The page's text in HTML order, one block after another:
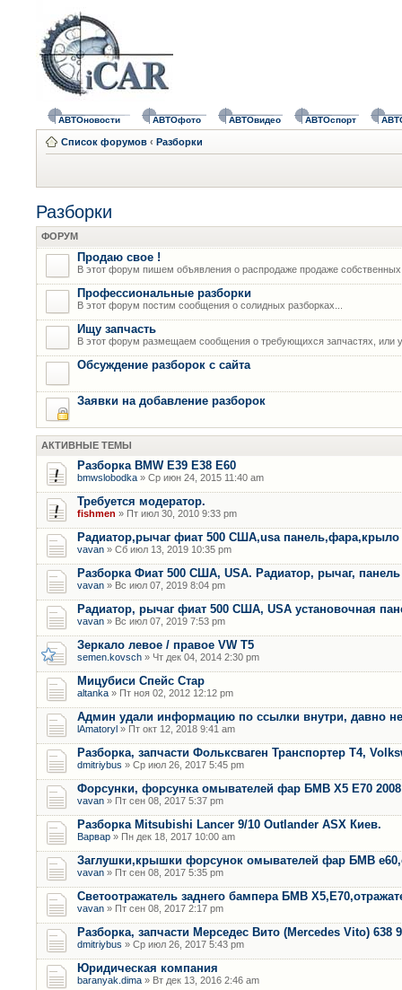
АВТОновости АВТОфото АВТОвидео АВТОспорт
Список форумов ‹ Разборки
Разборки
ФОРУМ
Продаю свое !
В этот форум пишем объявления о распродаже продаже
Профессиональные разборки
В этот форум постим сообщения о солидных разборках...
Ищу запчасть
В этот форум размещаем сообщения о требующихся запчастях, или
Обсуждение разборок с сайта
Заявки на добавление разборок
АКТИВНЫЕ ТЕМЫ
Разборка BMW E39 E38 E60
bmwslobodka » Ср июн 24, 2015 11:40 am
Требуется модератор.
fishmen » Пт июл 30, 2010 9:33 pm
Радиатор,рычаг фиат 500 США,usa панель,фара,крыло
vavan » Сб июл 13, 2019 10:35 pm
Разборка Фиат 500 США, USA. Радиатор, рычаг,
vavan » Вс июл 07, 2019 8:04 pm
Радиатор, рычаг фиат 500 США, USA установочная
vavan » Вс июл 07, 2019 7:53 pm
Зеркало левое / правое VW T5
semen.kovsch » Чт дек 04, 2014 2:30 pm
Мицубиси Спейс Стар
altanka » Пт ноя 02, 2012 12:12 pm
Админ удали информацию по ссылки внутри, давно не
lAmatoryl » Пт окт 12, 2018 9:41 am
Разборка, запчасти Фольксваген Транспортер Т4,
dmitriybus » Ср июл 26, 2017 5:45 pm
Форсунки, форсунка омывателей фар БМВ Х5 Е70 2008
vavan » Пт сен 08, 2017 5:37 pm
Разборка Mitsubishi Lancer 9/10 Outlander ASX Киев.
Варвар » Пн дек 18, 2017 10:00 am
Заглушки,крышки форсунок омывателей фар БМВ
vavan » Пт сен 08, 2017 5:35 pm
Светоотражатель заднего бампера БМВ
vavan » Пт сен 08, 2017 2:17 pm
Разборка, запчасти Мерседес Вито (Mercedes Vito) 638
dmitriybus » Ср июл 26, 2017 5:43 pm
Юридическая компания
baranyak.dima » Вт дек 13, 2016 2:46 am